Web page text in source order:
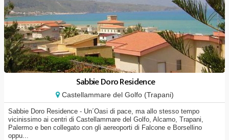
Sabbie Doro Residence
Castellammare del Golfo (Trapani)
Sabbie Doro Residence - Un´Oasi di pace, ma allo stesso tempo
vicinissimo ai centri di Castellammare del Golfo, Alcamo, Trapani,
Palermo e ben collegato con gli aereoporti di Falcone e Borsellino
oppu...